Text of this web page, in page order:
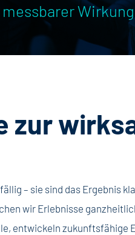
Wirkung
zur
– sie sind das Ergebnis
wir Erlebnisse
entwickeln zukunftsfähige